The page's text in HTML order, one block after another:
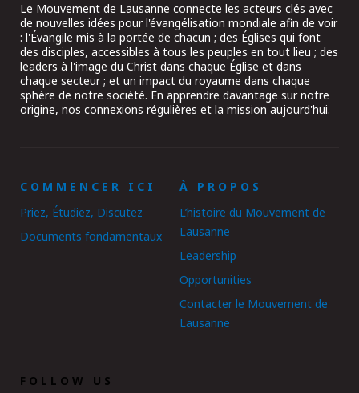
Le Mouvement de Lausanne connecte les acteurs clés avec
de nouvelles idées pour l'évangélisation mondiale afin de voir
: l'Évangile mis à la portée de chacun ; des Églises qui font
des disciples, accessibles à tous les peuples en tout lieu ; des
leaders à l'image du Christ dans chaque Église et dans
chaque secteur ; et un impact du royaume dans chaque
sphère de notre société. En apprendre davantage sur notre
origine, nos connexions régulières et la mission aujourd'hui.
COMMENCER ICI
Priez, Étudiez, Discutez
Documents fondamentaux
À PROPOS
L’histoire du Mouvement de
Lausanne
Leadership
Opportunities
Contacter le Mouvement de
Lausanne
FOLLOW US